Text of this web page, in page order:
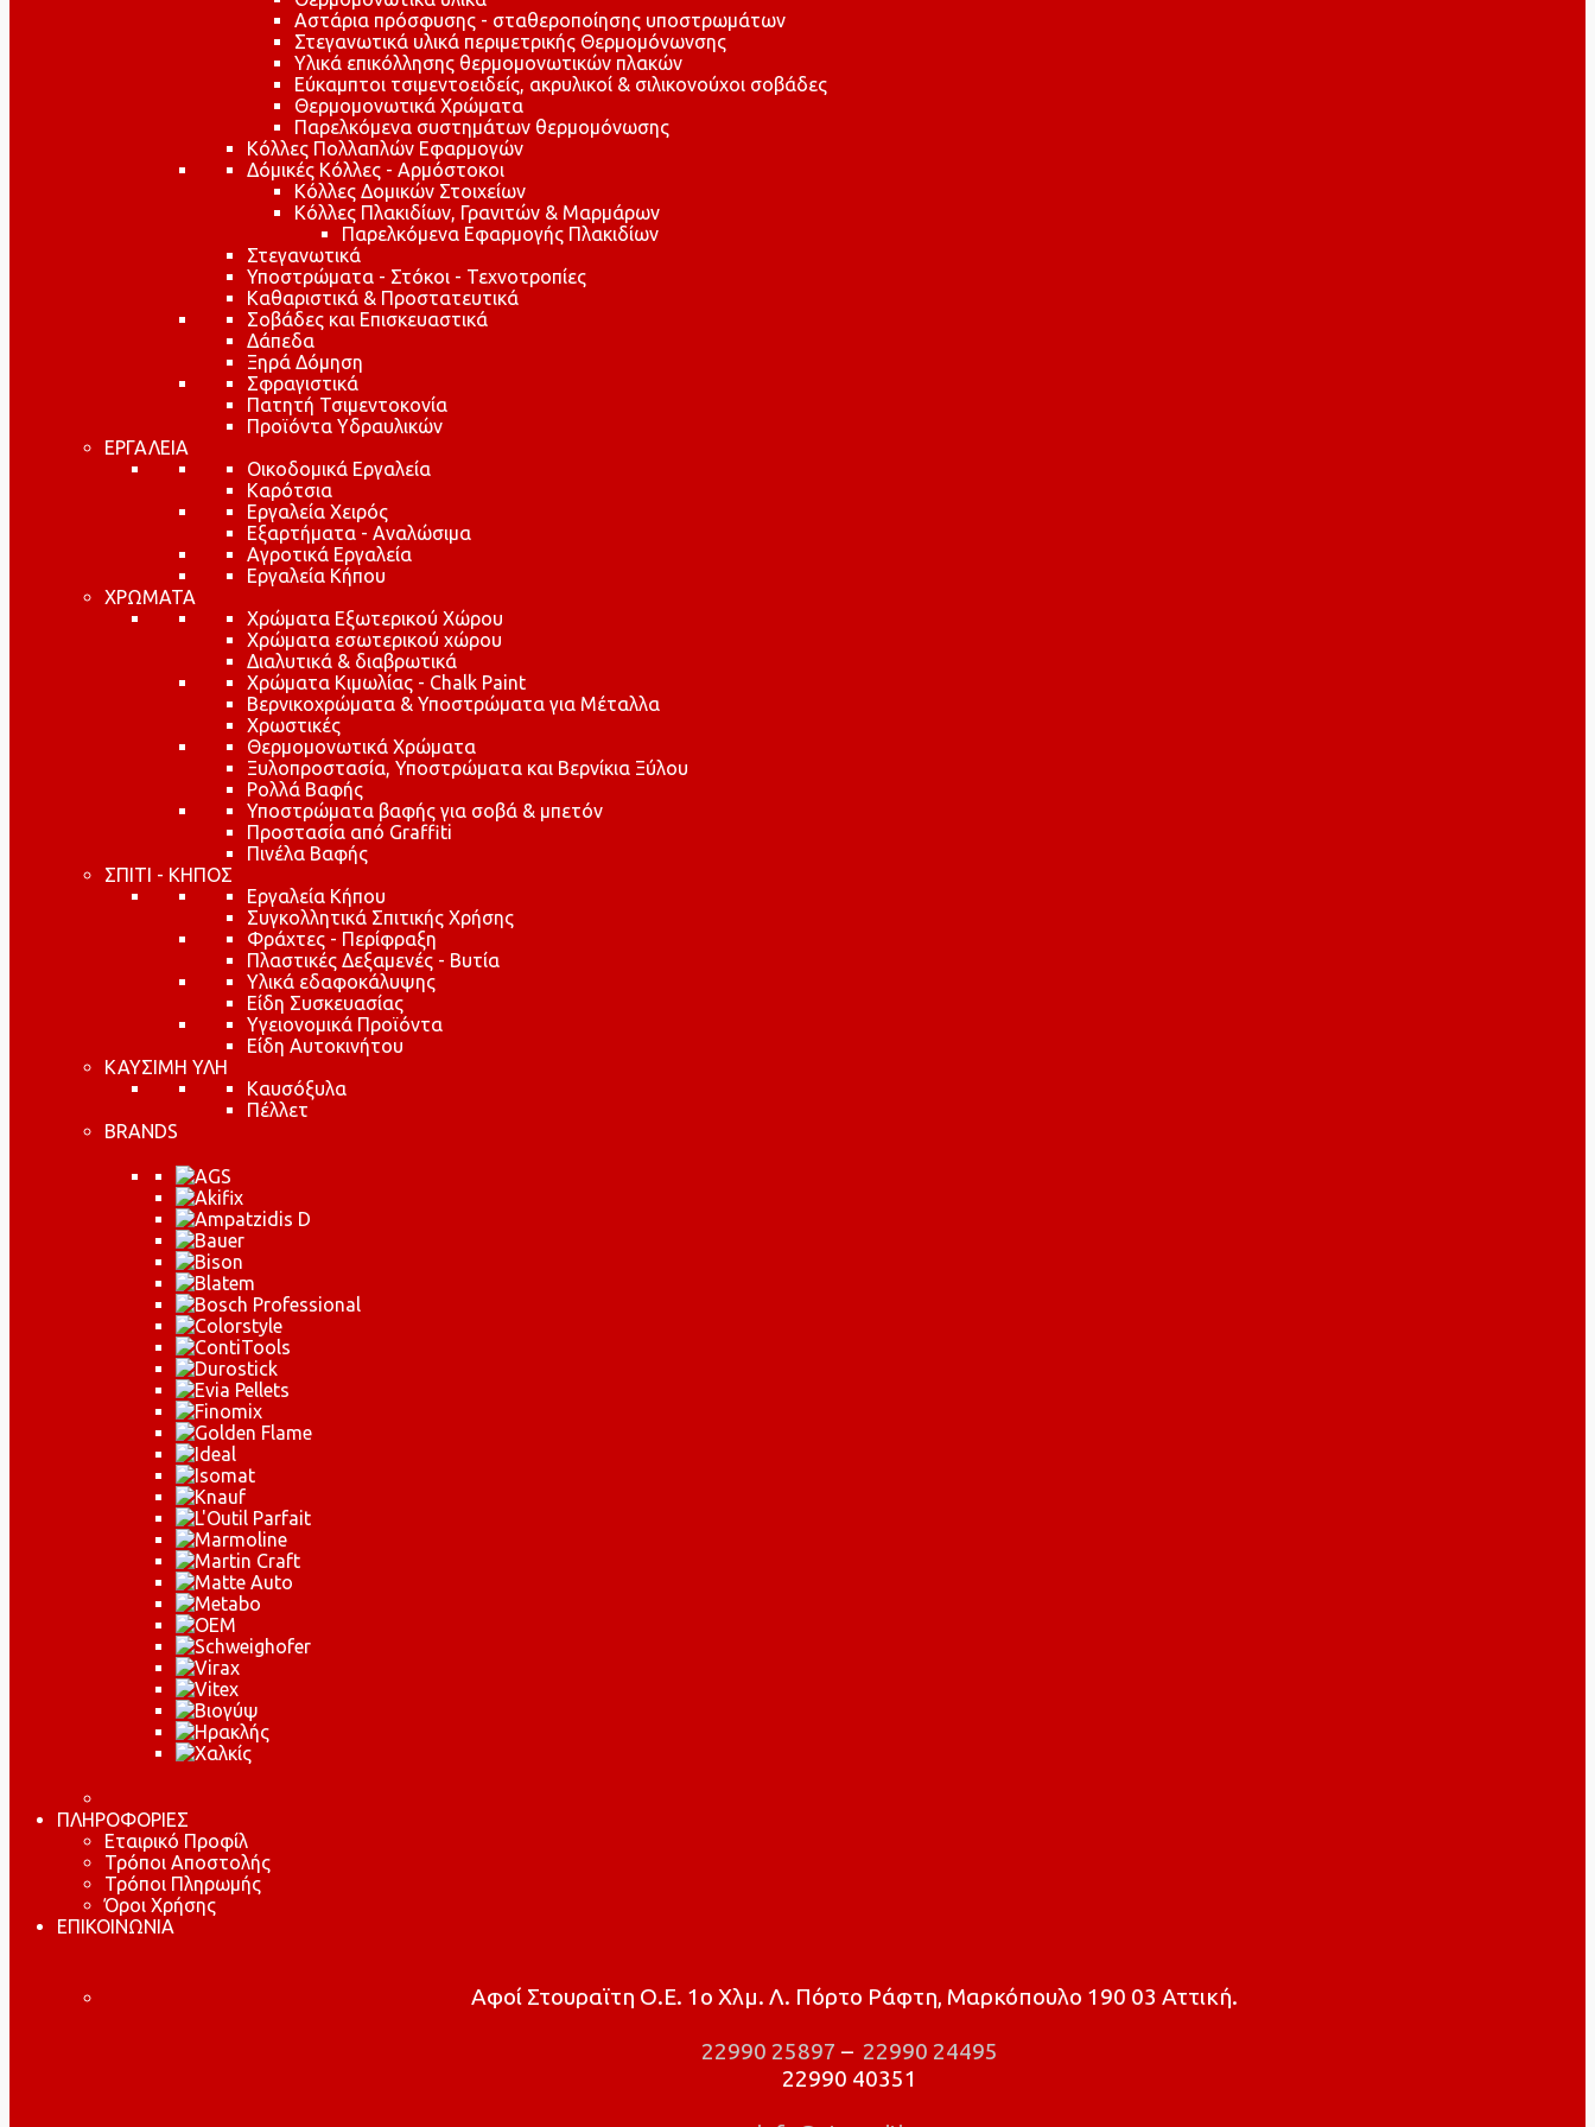
Αστάρια πρόσφυσης - σταθεροποίησης υποστρωμάτων
Στεγανωτικά υλικά περιμετρικής Θερμομόνωνσης
Υλικά επικόλλησης θερμομονωτικών πλακών
Εύκαμπτοι τσιμεντοειδείς, ακρυλικοί & σιλικονούχοι σοβάδες
Θερμομονωτικά Χρώματα
Παρελκόμενα συστημάτων θερμομόνωσης
Κόλλες Πολλαπλών Εφαρμογών
Δόμικές Κόλλες - Αρμόστοκοι
Κόλλες Δομικών Στοιχείων
Κόλλες Πλακιδίων, Γρανιτών & Μαρμάρων
Παρελκόμενα Εφαρμογής Πλακιδίων
Στεγανωτικά
Υποστρώματα - Στόκοι - Τεχνοτροπίες
Καθαριστικά & Προστατευτικά
Σοβάδες και Επισκευαστικά
Δάπεδα
Ξηρά Δόμηση
Σφραγιστικά
Πατητή Τσιμεντοκονία
Προϊόντα Υδραυλικών
ΕΡΓΑΛΕΙΑ
Οικοδομικά Εργαλεία
Καρότσια
Εργαλεία Χειρός
Εξαρτήματα - Αναλώσιμα
Αγροτικά Εργαλεία
Εργαλεία Κήπου
ΧΡΩΜΑΤΑ
Χρώματα Εξωτερικού Χώρου
Χρώματα εσωτερικού χώρου
Διαλυτικά & διαβρωτικά
Χρώματα Κιμωλίας - Chalk Paint
Βερνικοχρώματα & Υποστρώματα για Μέταλλα
Χρωστικές
Θερμομονωτικά Χρώματα
Ξυλοπροστασία, Υποστρώματα και Βερνίκια Ξύλου
Ρολλά Βαφής
Υποστρώματα βαφής για σοβά & μπετόν
Προστασία από Graffiti
Πινέλα Βαφής
ΣΠΙΤΙ - ΚΗΠΟΣ
Εργαλεία Κήπου
Συγκολλητικά Σπιτικής Χρήσης
Φράχτες - Περίφραξη
Πλαστικές Δεξαμενές - Βυτία
Υλικά εδαφοκάλυψης
Είδη Συσκευασίας
Υγειονομικά Προϊόντα
Είδη Αυτοκινήτου
ΚΑΥΣΙΜΗ ΥΛΗ
Καυσόξυλα
Πέλλετ
BRANDS
ΠΛΗΡΟΦΟΡΙΕΣ
Εταιρικό Προφίλ
Τρόποι Αποστολής
Τρόποι Πληρωμής
Όροι Χρήσης
ΕΠΙΚΟΙΝΩΝΙΑ
Αφοί Στουραϊτη Ο.Ε. 1ο Χλμ. Λ. Πόρτο Ράφτη, Μαρκόπουλο 190 03 Αττική.
22990 25897 – 22990 24495
22990 40351